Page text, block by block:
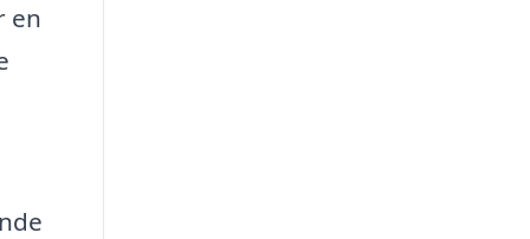
en